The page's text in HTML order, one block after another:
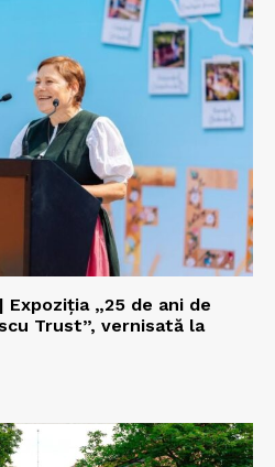
Expoziţia „25 de ani de
Trust”, vernisată la